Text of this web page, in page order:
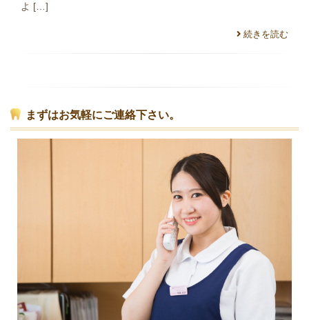
よ […]
続きを読む
まずはお気軽にご連絡下さい。